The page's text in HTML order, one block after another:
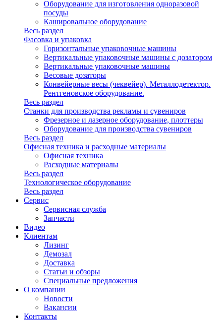
Оборудование для изготовления одноразовой
посуды
Кашировальное оборудование
Весь раздел
Фасовка и упаковка
Горизонтальные упаковочные машины
Вертикальные упаковочные машины с дозатором
Вертикальные упаковочные машины
Весовые дозаторы
Конвейерные весы (чеквейер). Металлодетектор.
Рентгеновское оборудование.
Весь раздел
Станки для производства рекламы и сувениров
Фрезерное и лазерное оборудование, плоттеры
Оборудование для производства сувениров
Весь раздел
Офисная техника и расходные материалы
Офисная техника
Расходные материалы
Весь раздел
Технологическое оборудование
Весь раздел
Сервис
Сервисная служба
Запчасти
Видео
Клиентам
Лизинг
Демозал
Доставка
Статьи и обзоры
Специальные предложения
О компании
Новости
Вакансии
Контакты